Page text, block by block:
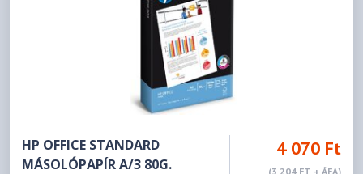
HP OFFICE STANDARD
MÁSOLÓPAPÍR A/3 80G.
4 070 Ft
(3 204 FT + ÁFA)